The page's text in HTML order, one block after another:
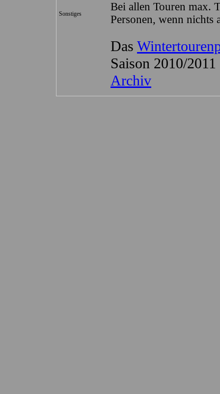
Sonstiges
Bei allen Touren max.
Personen, wenn nichts
Das
Saison 2010/
Archiv